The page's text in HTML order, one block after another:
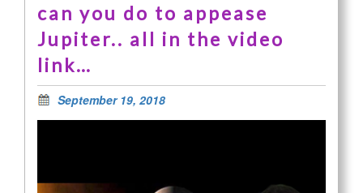
can you do to appease
Jupiter.. all in the video
link…
September 19, 2018